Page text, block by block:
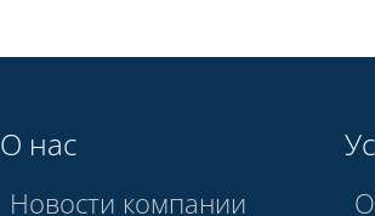
О нас
Новости компании